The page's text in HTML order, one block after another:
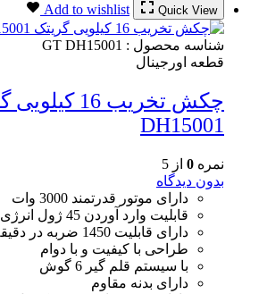
Quick View
Add to wishlist
شناسه محصول : GT DH15001
قطعه اورجینال
DH15001
نمره 0 از 5
بدون دیدگاه
دارای موتور قدرتمند 3000 وات
قابلیت وارد آوردن 45 ژول انرژی در هر ضربه
دارای قابلیت 1450 ضربه در دقیقه
طراحی با کیفیت و با دوام
با سیستم قلم گیر 6 گوش
دارای بدنه مقاوم